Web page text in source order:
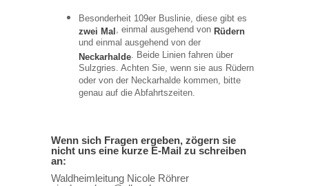
Besonderheit 109er Buslinie, diese gibt es
zwei Mal, einmal ausgehend von Rüdern
und einmal ausgehend von der
Neckarhalde. Beide Linien fahren über
Sulzgries. Achten Sie, wenn sie aus Rüdern
oder von der Neckarhalde kommen, bitte
genau auf die Abfahrtszeiten.
Wenn sich Fragen ergeben, zögern sie
nicht uns eine kurze E-Mail zu schreiben
an:
Waldheimleitung Nicole Röhrer